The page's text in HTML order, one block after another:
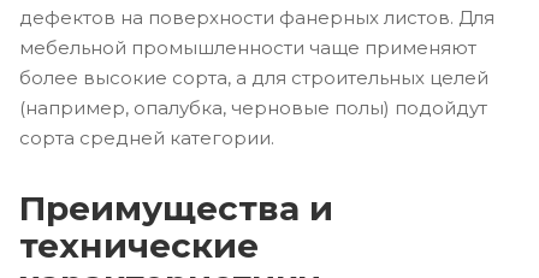
дефектов на поверхности фанерных листов. Для
мебельной промышленности чаще применяют
более высокие сорта, а для строительных целей
(например, опалубка, черновые полы) подойдут
сорта средней категории.
Преимущества и
технические